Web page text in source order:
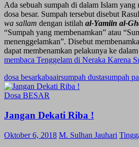
Ada sebuah sumpah di dalam Islam yang
dosa besar. Sumpah tersebut disebut
wa sallam dengan istilah al-Yamiin al-
“Sumpah yang membenamkan” atau
menenggelamkan”. Disebut
dapat membenamkan pelakunya ke
membaca Tenggelam di Neraka Karena
dosa besarkabaairsumpah dustasumpah
Dosa BESAR
Jangan Dekati Riba !
Oktober 6, 2018 M. Sulhan Jauhari